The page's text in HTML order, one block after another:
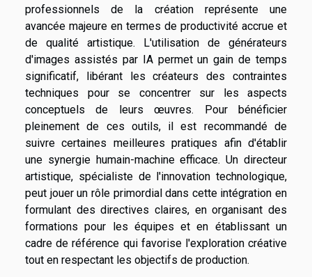
professionnels de la création représente une
avancée majeure en termes de productivité accrue et
de qualité artistique. L'utilisation de générateurs
d'images assistés par IA permet un gain de temps
significatif, libérant les créateurs des contraintes
techniques pour se concentrer sur les aspects
conceptuels de leurs œuvres. Pour bénéficier
pleinement de ces outils, il est recommandé de
suivre certaines meilleures pratiques afin d'établir
une synergie humain-machine efficace. Un directeur
artistique, spécialiste de l'innovation technologique,
peut jouer un rôle primordial dans cette intégration en
formulant des directives claires, en organisant des
formations pour les équipes et en établissant un
cadre de référence qui favorise l'exploration créative
tout en respectant les objectifs de production.